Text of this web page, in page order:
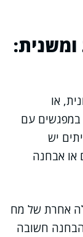
ומשנית:
או
עם
יש
או אבחנה
אחרת של מח
חשובה